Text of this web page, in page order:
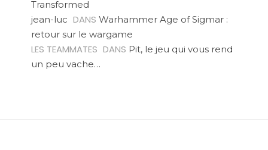
Transformed
jean-luc DANS Warhammer Age of Sigmar :
retour sur le wargame
LES TEAMMATES DANS Pit, le jeu qui vous rend
un peu vache…